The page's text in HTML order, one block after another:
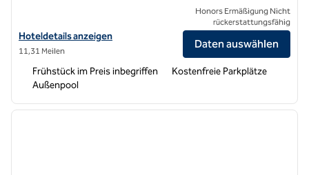
Hoteldetails für Hampton Inn & Suites Gilroy anzeigen
Hoteldetails anzeigen
11,31 Meilen
Honors Ermäßigung Nicht
rückerstattungsfähig
Daten auswählen
Frühstück im Preis inbegriffen
Kostenfreie Parkplätze
Außenpool
1 von 9